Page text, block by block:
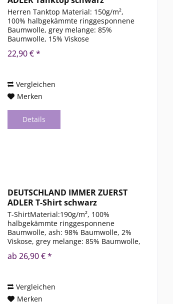
Herren Tanktop Material: 150g/m²,
100% halbgekämmte ringgesponnene
Baumwolle, grey melange: 85%
Baumwolle, 15% Viskose
an Hals- und Armausschnitt Größe:
22,90 € *
Vergleichen
Merken
Details
DEUTSCHLAND IMMER ZUERST
ADLER T-Shirt schwarz
T-ShirtMaterial:190g/m², 100%
halbgekämmte ringgesponnene
Baumwolle, ash: 98% Baumwolle, 2%
Viskose, grey melange: 85% Baumwolle,
Rippstrickausschnitt mit Elasthan,
ab 26,90 € *
Vergleichen
Merken